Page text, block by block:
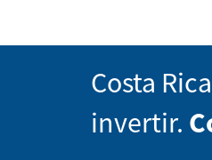
Costa
invertir.